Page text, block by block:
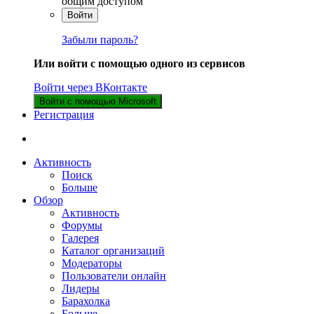
Войти
Забыли пароль?
Или войти с помощью одного из сервисов
Войти через ВКонтакте
Войти с помощью Microsoft
Регистрация
Активность
Поиск
Больше
Обзор
Активность
Форумы
Галерея
Каталог организаций
Модераторы
Пользователи онлайн
Лидеры
Барахолка